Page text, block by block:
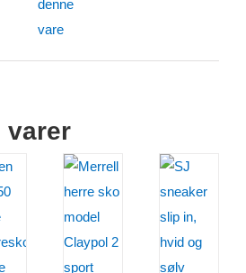
denne
vare
varer